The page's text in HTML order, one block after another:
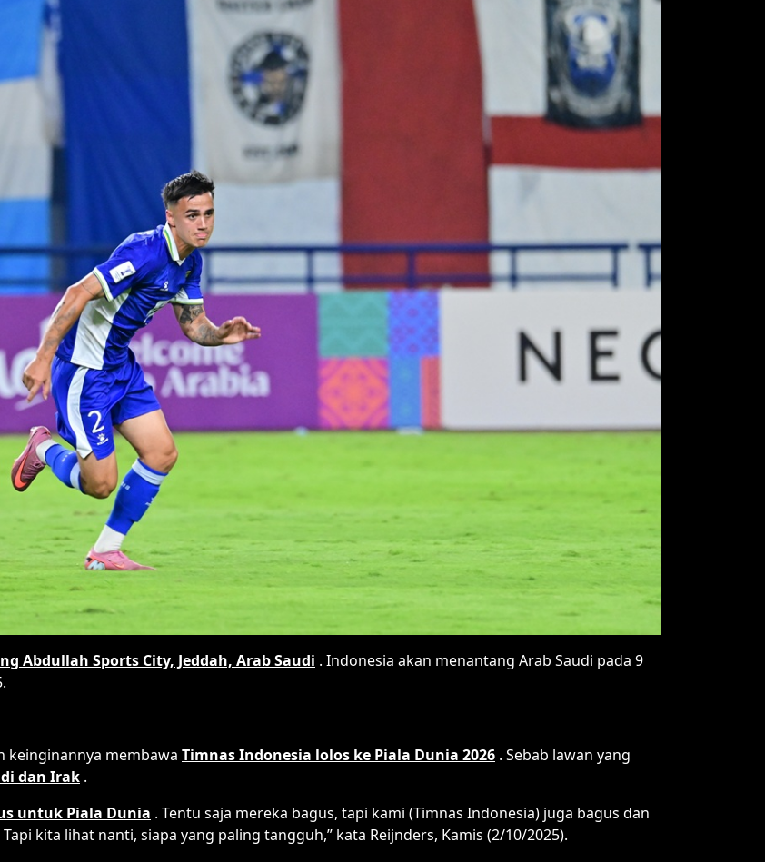
Abdullah Sports City, Jeddah, Arab Saudi . Indonesia akan menantang Arab Saudi pada 9
keinginannya membawa Timnas Indonesia lolos ke Piala Dunia 2026 . Sebab lawan yang
dan Irak .
untuk Piala Dunia . Tentu saja mereka bagus, tapi kami (Timnas Indonesia) juga bagus dan
kita lihat nanti, siapa yang paling tangguh,” kata Reijnders, Kamis (2/10/2025).